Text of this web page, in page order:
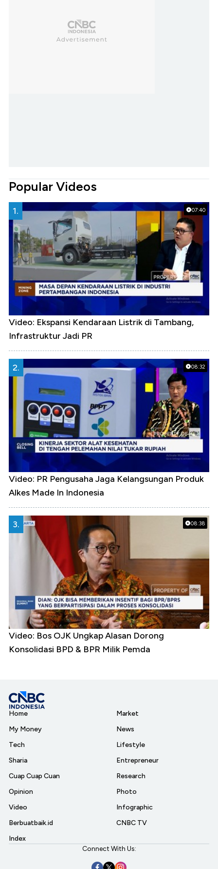
Popular Videos
07:40
1.
Video: Ekspansi Kendaraan Listrik di Tambang,
Infrastruktur Jadi PR
08:32
2.
Video: PR Pengusaha Jaga Kelangsungan Produk
Alkes Made In Indonesia
08:38
3.
Video: Bos OJK Ungkap Alasan Dorong
Konsolidasi BPD & BPR Milik Pemda
Home
My Money
Tech
Sharia
Cuap Cuap Cuan
Opinion
Video
Berbuatbaik.id
Index
Market
News
Lifestyle
Entrepreneur
Research
Photo
Infographic
CNBC TV
Connect With Us: